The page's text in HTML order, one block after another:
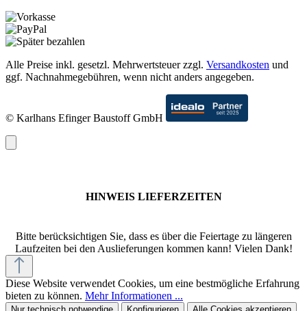
Alle Preise inkl. gesetzl. Mehrwertsteuer zzgl. Versandkosten und
ggf. Nachnahmegebühren, wenn nicht anders angegeben.
© Karlhans Efinger Baustoff GmbH
HINWEIS LIEFERZEITEN
Bitte berücksichtigen Sie, dass es über die Feiertage zu längeren
Laufzeiten bei den Auslieferungen kommen kann! Vielen Dank!
Diese Website verwendet Cookies, um eine bestmögliche Erfahrung
bieten zu können. Mehr Informationen ...